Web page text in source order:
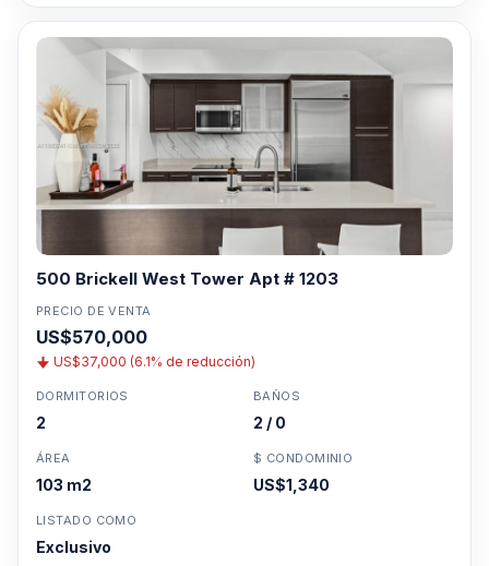
500 Brickell West Tower Apt # 1203
PRECIO DE VENTA
US$570,000
US$37,000 (6.1% de reducción)
DORMITORIOS
2
BAÑOS
2 / 0
ÁREA
103 m2
$ CONDOMINIO
US$1,340
LISTADO COMO
Exclusivo